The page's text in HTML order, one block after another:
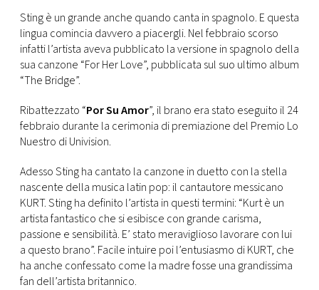
Sting è un grande anche quando canta in spagnolo. E questa
lingua comincia davvero a piacergli. Nel febbraio scorso
infatti l’artista aveva pubblicato la versione in spagnolo della
sua canzone “For Her Love”, pubblicata sul suo ultimo album
“The Bridge”.
Ribattezzato “Por Su Amor”, il brano era stato eseguito il 24
febbraio durante la cerimonia di premiazione del Premio Lo
Nuestro di Univision.
Adesso Sting ha cantato la canzone in duetto con la stella
nascente della musica latin pop: il cantautore messicano
KURT. Sting ha definito l’artista in questi termini: “Kurt è un
artista fantastico che si esibisce con grande carisma,
passione e sensibilità. E’ stato meraviglioso lavorare con lui
a questo brano”. Facile intuire poi l’entusiasmo di KURT, che
ha anche confessato come la madre fosse una grandissima
fan dell’artista britannico.